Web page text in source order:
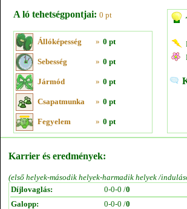
A ló tehetségpontjai: 0 pt
Állóképesség » 0 pt
Sebesség » 0 pt
Jármód » 0 pt
Csapatmunka » 0 pt
Fegyelem » 0 pt
Karrier és eredmények:
(első helyek-második helyek-harmadik helyek /
Díjlovaglás:
0-0-0 /0
Galopp:
0-0-0 /0